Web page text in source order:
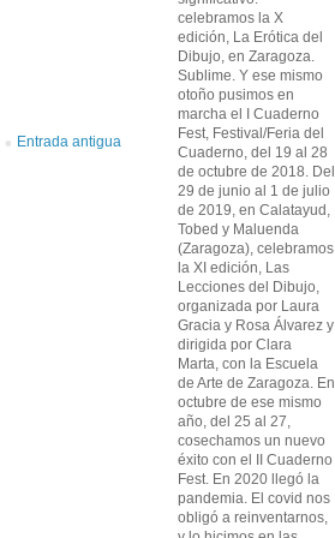
Entrada antigua
celebramos la X
edición, La Erótica del
Dibujo, en Zaragoza.
Sublime. Y ese mismo
otoño pusimos en
marcha el I Cuaderno
Fest, Festival/Feria del
Cuaderno, del 19 al 28
de octubre de 2018. Del
29 de junio al 1 de julio
de 2019, en Calatayud,
Tobed y Maluenda
(Zaragoza), celebramos
la XI edición, Las
Lecciones del Dibujo,
organizada por Laura
Gracia y Rosa Álvarez y
dirigida por Clara
Marta, con la Escuela
de Arte de Zaragoza. En
octubre de ese mismo
año, del 25 al 27,
cosechamos un nuevo
éxito con el II Cuaderno
Fest. En 2020 llegó la
pandemia. El covid nos
obligó a reinventarnos,